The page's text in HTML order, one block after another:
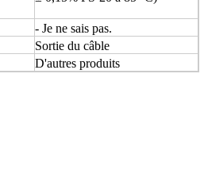
- Je ne sais pas.
Sortie du câble
D'autres produits